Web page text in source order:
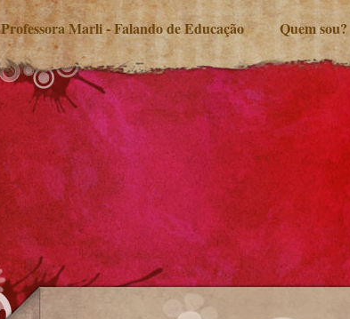
Professora Marli - Falando de Educação Quem sou?
FUNDEB